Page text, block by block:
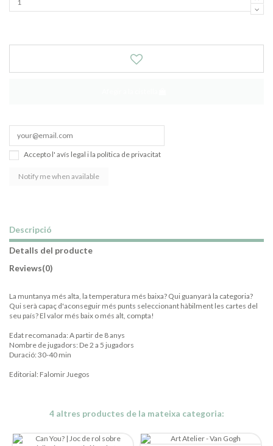
Accepto l' avís legal i la política de privacitat
Descripció
Detalls del producte
Reviews(0)
La muntanya més alta, la temperatura més baixa? Qui guanyarà la categoria?
Qui serà capaç d'aconseguir més punts seleccionant hàbilment les cartes del
seu país? El valor més baix o més alt, compta!
Edat recomanada: A partir de 8 anys
Nombre de jugadors: De 2 a 5 jugadors
Duració: 30-40 min
Editorial: Falomir Juegos
4 altres productes de la mateixa categoria: